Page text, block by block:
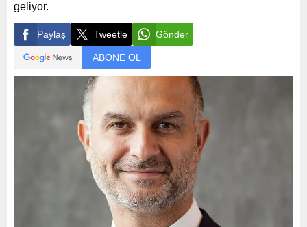
geliyor.
Paylaş Tweetle Gönder
ABONE OL